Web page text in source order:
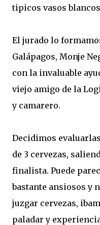
tipicos vasos
El jurado lo
Galápagos, Monje
con la invaluable
viejo amigo de la
y camarero.
Decidimos
de 3 cervezas,
finalista. Puede
bastante ansiosos y
juzgar cervezas,
paladar y